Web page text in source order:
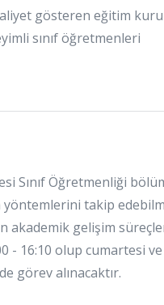
gösteren eğitim
sınıf öğretmenleri
Sınıf Öğretmenliği
takip
akademik gelişim
- 16:10 olup cumartesi
görev alınacaktır.